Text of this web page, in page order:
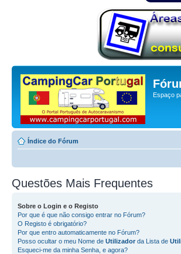
Espaço
Índice do Fórum
Questões Mais Frequentes
Sobre o Login e o Registo
Por que é que não consigo entrar no Fórum?
O Registo é obrigatório?
Por que entro automaticamente no Fórum?
Posso ocultar o meu Nome de Utilizador da Lista de
Esqueci-me da minha Senha, e agora?